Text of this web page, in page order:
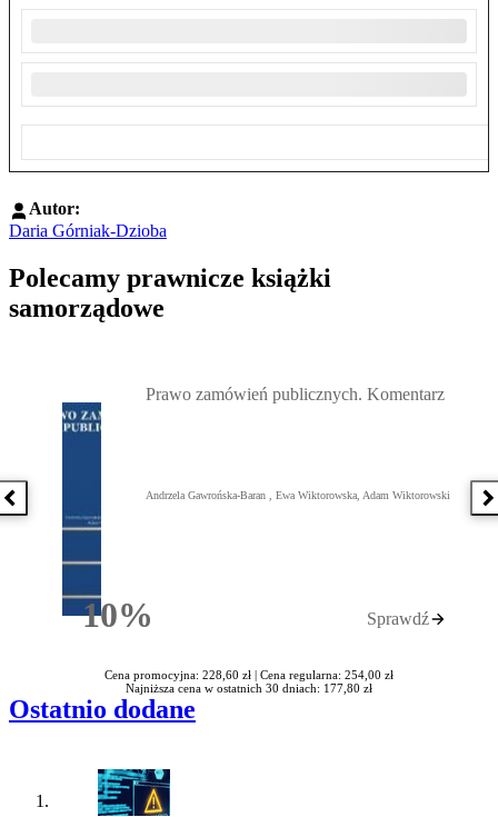
Autor:
Daria Górniak-Dzioba
Polecamy prawnicze książki
samorządowe
Poprzednia książka
10%Rabatu
Prawo zamówień publicznych. Komentarz
Andrzela Gawrońska-Baran , Ewa Wiktorowska, Adam Wiktorowski
Sprawdź
Cena promocyjna: 228,60 zł | Cena regularna: 254,00 zł
Najniższa cena w ostatnich 30 dniach: 177,80 zł
Ostatnio dodane